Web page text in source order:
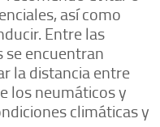
así como
Entre las
se encuentran
la distancia entre
los neumáticos y
climáticas y